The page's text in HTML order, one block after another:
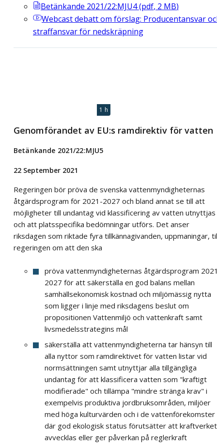
Betänkande 2021/22:MJU4(pdf, 2 MB)
Webcastdebatt om förslag: Producentansvar
straffansvar för nedskräpning
1 h
Genomförandet av EU:s ramdirektiv för vatten
Betänkande 2021/22:MJU5
22 September 2021
Regeringen bör pröva de svenska vattenmyndigheternas
åtgärdsprogram för 2021-2027 och bland annat se till att
möjligheter till undantag vid klassificering av vatten utnyttjas
och att platsspecifika bedömningar utförs. Det anser
riksdagen som riktade fyra tillkännagivanden, uppmaningar,
regeringen om att den ska
pröva vattenmyndigheternas åtgärdsprogram
2027 för att säkerställa en god balans mellan
samhällsekonomisk kostnad och miljömässig nytta
som ligger i linje med riksdagens beslut om
propositionen Vattenmiljö och vattenkraft samt
livsmedelsstrategins mål
säkerställa att vattenmyndigheterna tar hänsyn till
alla nyttor som ramdirektivet för vatten listar vid
normsättningen samt utnyttjar alla tillgängliga
undantag för att klassificera vatten som "kraftigt
modifierade" och tillämpa "mindre stränga krav" i
exempelvis produktiva jordbruksområden, miljöer
med höga kulturvärden och i de vattenförekomster
där god ekologisk status förutsätter att kraftverket
avvecklas eller ger påverkan på reglerkraft